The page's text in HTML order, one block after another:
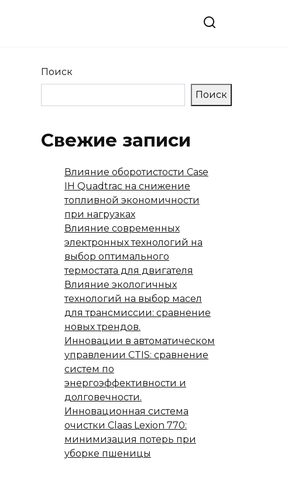
Поиск
Поиск
Свежие записи
Влияние оборотистости Case
IH Quadtrac на снижение
топливной экономичности
при нагрузках
Влияние современных
электронных технологий на
выбор оптимального
термостата для двигателя
Влияние экологичных
технологий на выбор масел
для трансмиссии: сравнение
новых трендов.
Инновации в автоматическом
управлении CTIS: сравнение
систем по
энергоэффективности и
долговечности.
Инновационная система
очистки Claas Lexion 770:
минимизация потерь при
уборке пшеницы